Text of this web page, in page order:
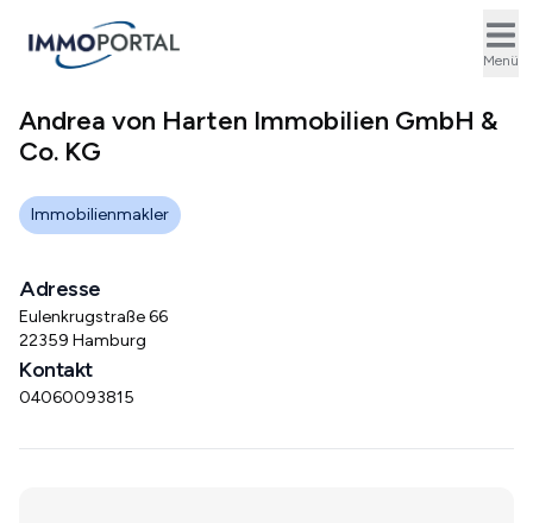
Menü
Andrea von Harten Immobilien GmbH &
Co. KG
Immobilienmakler
Adresse
Eulenkrugstraße 66
22359 Hamburg
Kontakt
04060093815